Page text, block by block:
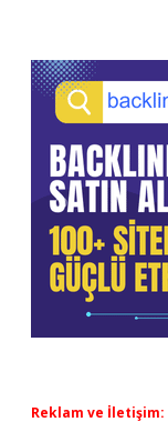
Reklam ve İletişim: